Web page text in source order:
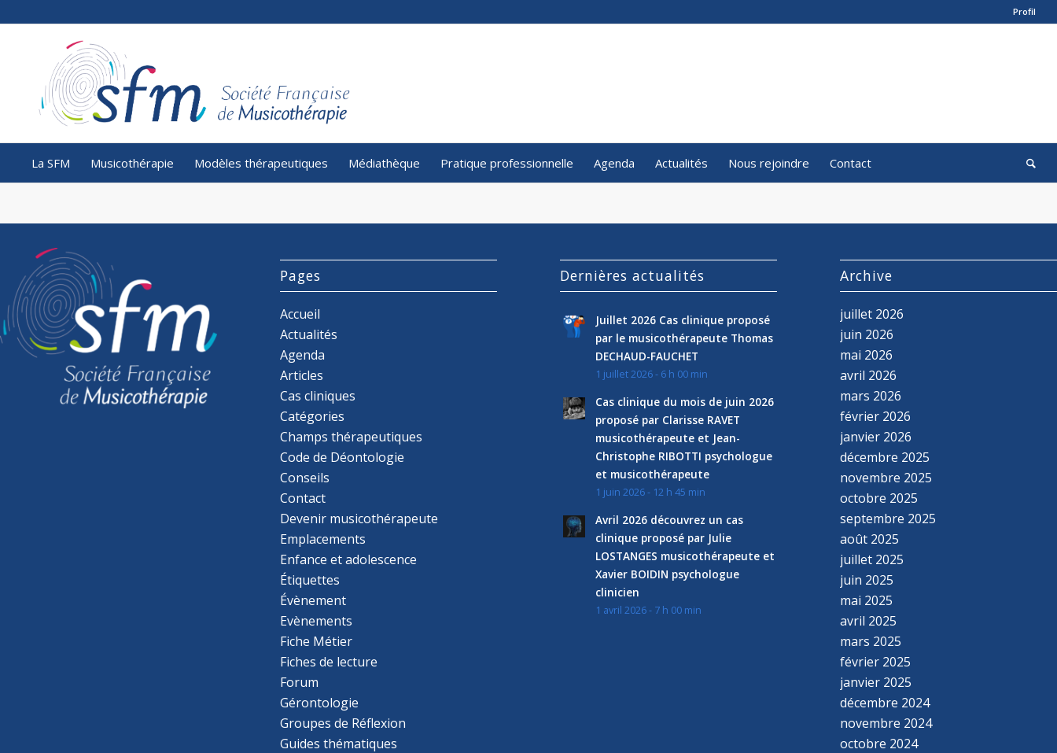
Profil
La SFM Musicothérapie Modèles thérapeutiques Médiathèque Pratique professionnelle Agenda Actualités Nous rejoindre Contact
Pages
Accueil
Actualités
Agenda
Articles
Cas cliniques
Catégories
Champs thérapeutiques
Code de Déontologie
Conseils
Contact
Devenir musicothérapeute
Emplacements
Enfance et adolescence
Étiquettes
Évènement
Evènements
Fiche Métier
Fiches de lecture
Forum
Gérontologie
Groupes de Réflexion
Guides thématiques
Dernières actualités
Juillet 2026 Cas clinique proposé
par le musicothérapeute Thomas
DECHAUD-FAUCHET
1 juillet 2026 - 6 h 00 min
Cas clinique du mois de juin 2026
proposé par Clarisse RAVET
musicothérapeute et Jean-
Christophe RIBOTTI psychologue
et musicothérapeute
1 juin 2026 - 12 h 45 min
Avril 2026 découvrez un cas
clinique proposé par Julie
LOSTANGES musicothérapeute et
Xavier BOIDIN psychologue
clinicien
1 avril 2026 - 7 h 00 min
Archive
juillet 2026
juin 2026
mai 2026
avril 2026
mars 2026
février 2026
janvier 2026
décembre 2025
novembre 2025
octobre 2025
septembre 2025
août 2025
juillet 2025
juin 2025
mai 2025
avril 2025
mars 2025
février 2025
janvier 2025
décembre 2024
novembre 2024
octobre 2024